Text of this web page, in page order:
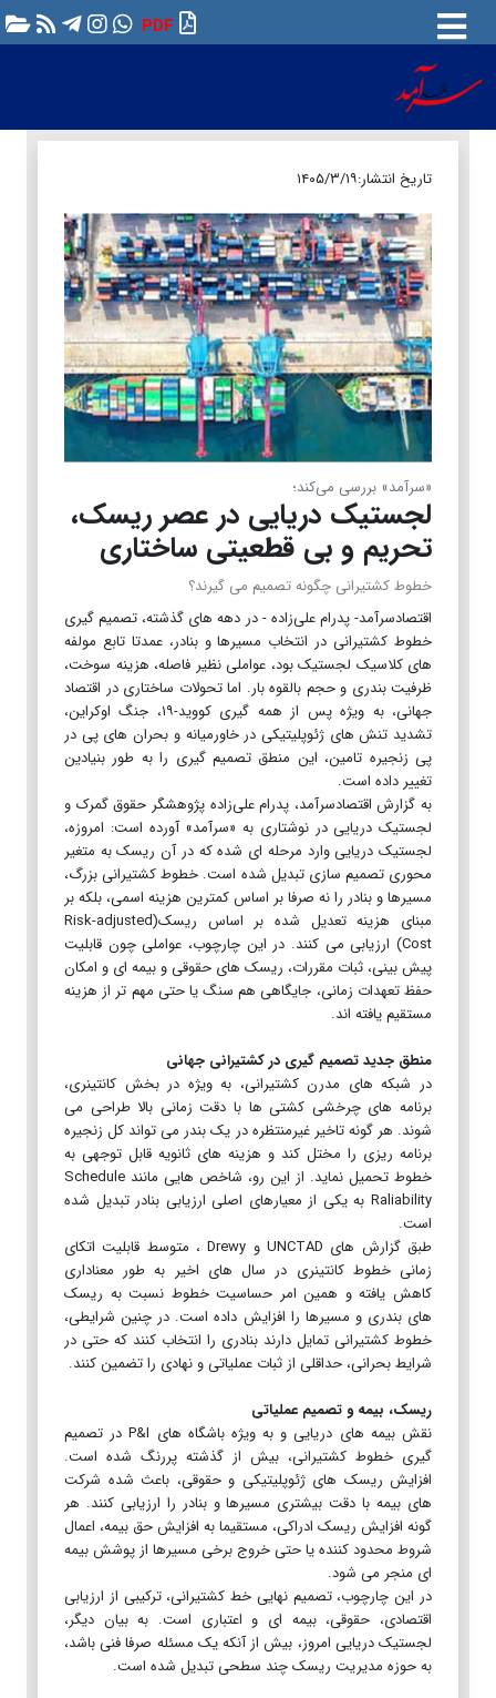
PDF
تاریخ انتشار:۱۴۰۵/۳/۱۹
«سرآمد» بررسی می‌کند؛
لجستیک دریایی در عصر ریسک،
تحریم و بی قطعیتی ساختاری
خطوط کشتیرانی چگونه تصمیم می گیرند؟
اقتصادسرآمد- پدرام علی‌زاده - در دهه های گذشته، تصمیم گیری
خطوط کشتیرانی در انتخاب مسیرها و بنادر، عمدتا تابع مولفه
های کلاسیک لجستیک بود، عواملی نظیر فاصله، هزینه سوخت،
ظرفیت بندری و حجم بالقوه بار. اما تحولات ساختاری در اقتصاد
جهانی، به ویژه پس از همه گیری کووید-۱۹، جنگ اوکراین،
تشدید تنش های ژئوپلیتیکی در خاورمیانه و بحران های پی در
پی زنجیره تامین، این منطق تصمیم گیری را به طور بنیادین
تغییر داده است.
به گزارش اقتصادسرآمد، پدرام علی‌زاده پژوهشگر حقوق گمرک و
لجستیک دریایی در نوشتاری به «سرآمد» آورده است: امروزه،
لجستیک دریایی وارد مرحله ای شده که در آن ریسک به متغیر
محوری تصمیم سازی تبدیل شده است. خطوط کشتیرانی بزرگ،
مسیرها و بنادر را نه صرفا بر اساس کمترین هزینه اسمی، بلکه بر
مبنای هزینه تعدیل شده بر اساس ریسک(Risk-adjusted
Cost) ارزیابی می کنند. در این چارچوب، عواملی چون قابلیت
پیش بینی، ثبات مقررات، ریسک های حقوقی و بیمه ای و امکان
حفظ تعهدات زمانی، جایگاهی هم سنگ یا حتی مهم تر از هزینه
مستقیم یافته اند.
منطق جدید تصمیم گیری در کشتیرانی جهانی
در شبکه های مدرن کشتیرانی، به ویژه در بخش کانتینری،
برنامه های چرخشی کشتی ها با دقت زمانی بالا طراحی می
شوند. هر گونه تاخیر غیرمنتظره در یک بندر می تواند کل زنجیره
برنامه ریزی را مختل کند و هزینه های ثانویه قابل توجهی به
خطوط تحمیل نماید. از این رو، شاخص هایی مانند Schedule
Raliability به یکی از معیارهای اصلی ارزیابی بنادر تبدیل شده
است.
طبق گزارش های UNCTAD و Drewy ، متوسط قابلیت اتکای
زمانی خطوط کانتینری در سال های اخیر به طور معناداری
کاهش یافته و همین امر حساسیت خطوط نسبت به ریسک
های بندری و مسیرها را افزایش داده است. در چنین شرایطی،
خطوط کشتیرانی تمایل دارند بنادری را انتخاب کنند که حتی در
شرایط بحرانی، حداقلی از ثبات عملیاتی و نهادی را تضمین کنند.
ریسک، بیمه و تصمیم عملیاتی
نقش بیمه های دریایی و به ویژه باشگاه های P&I در تصمیم
گیری خطوط کشتیرانی، بیش از گذشته پررنگ شده است.
افزایش ریسک های ژئوپلیتیکی و حقوقی، باعث شده شرکت
های بیمه با دقت بیشتری مسیرها و بنادر را ارزیابی کنند. هر
گونه افزایش ریسک ادراکی، مستقیما به افزایش حق بیمه، اعمال
شروط محدود کننده یا حتی خروج برخی مسیرها از پوشش بیمه
ای منجر می شود.
در این چارچوب، تصمیم نهایی خط کشتیرانی، ترکیبی از ارزیابی
اقتصادی، حقوقی، بیمه ای و اعتباری است. به بیان دیگر،
لجستیک دریایی امروز، بیش از آنکه یک مسئله صرفا فنی باشد،
به حوزه مدیریت ریسک چند سطحی تبدیل شده است.